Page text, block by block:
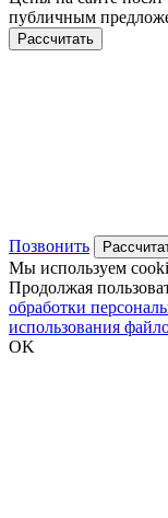
публичным
Рассчитать
Позвонить
Мы используем
Продолжая
обработки
использования
OK